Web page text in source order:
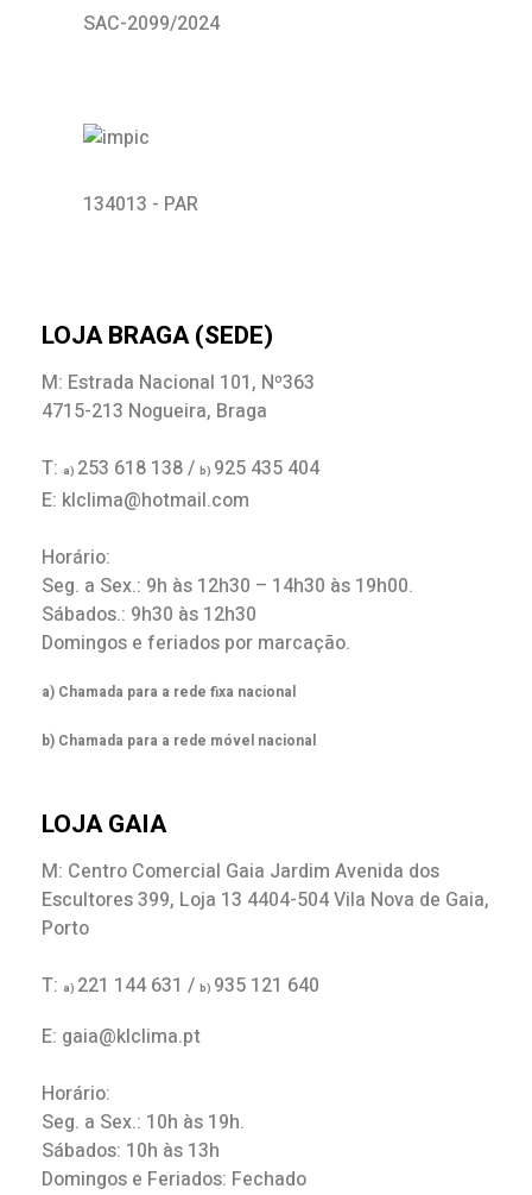
SAC-2099/2024
134013 - PAR
LOJA BRAGA (SEDE)
M: Estrada Nacional 101, Nº363
4715-213 Nogueira, Braga
T: a) 253 618 138 / b) 925 435 404
E: klclima@hotmail.com
Horário:
Seg. a Sex.: 9h às 12h30 – 14h30 às 19h00.
Sábados.: 9h30 às 12h30
Domingos e feriados por marcação.
a) Chamada para a rede fixa nacional
b) Chamada para a rede móvel nacional
LOJA GAIA
M: Centro Comercial Gaia Jardim Avenida dos
Escultores 399, Loja 13 4404-504 Vila Nova de Gaia,
Porto
T: a) 221 144 631 / b) 935 121 640
E: gaia@klclima.pt
Horário:
Seg. a Sex.: 10h às 19h.
Sábados: 10h às 13h
Domingos e Feriados: Fechado